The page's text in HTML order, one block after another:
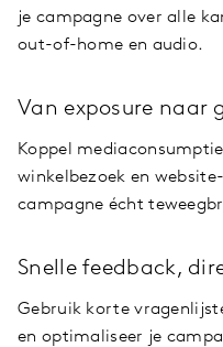
je campagne over alle
out-of-home en audio.
Van exposure naar
Koppel
winkelbezoek en
campagne écht
Snelle feedback,
Gebruik korte
en optimaliseer je